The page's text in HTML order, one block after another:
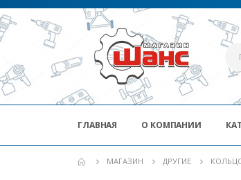
ГЛАВНАЯ О КОМПАНИИ
МАГАЗИН ДРУГИЕ